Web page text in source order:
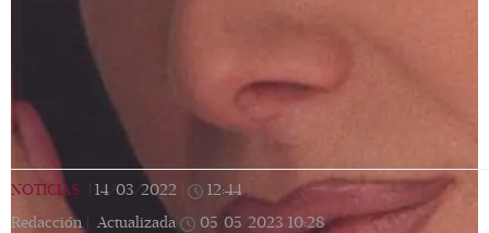
NOTICIAS 14/03/2022 12:44
Redacción |
Actualizada 05/05/2023 10:28